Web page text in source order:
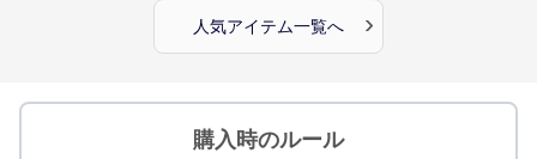
人気アイテム一覧へ ›
購入時のルール